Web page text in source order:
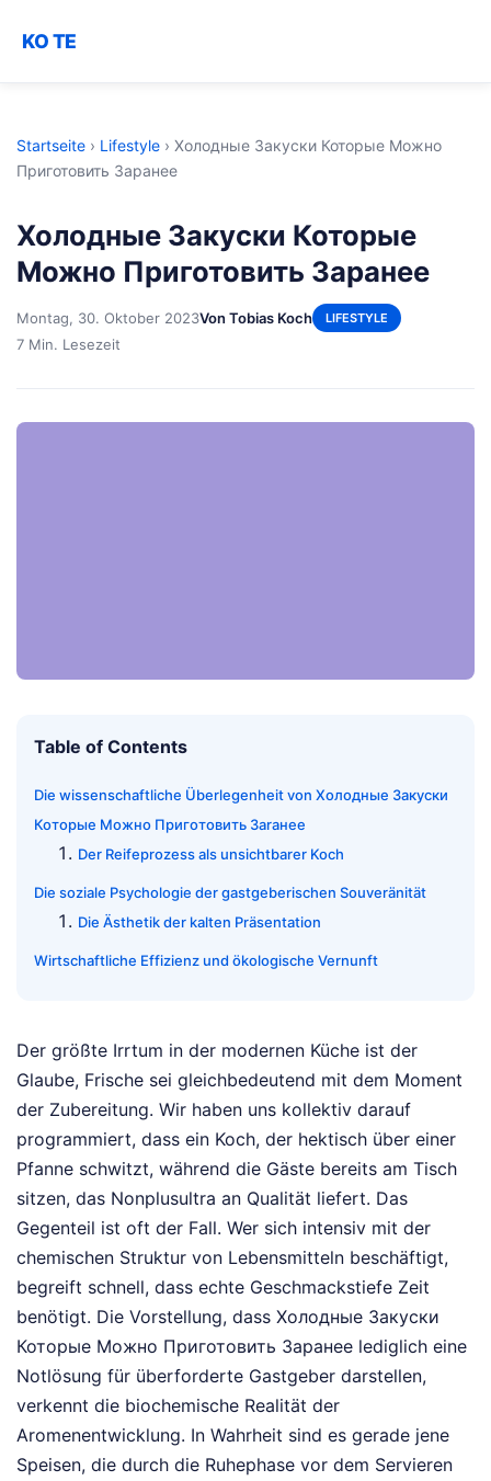
KO TE
Startseite › Lifestyle › Холодные Закуски Которые Можно
Приготовить Заранее
Холодные Закуски Которые
Можно Приготовить Заранее
Montag, 30. Oktober 2023Von Tobias Koch LIFESTYLE
7 Min. Lesezeit
Table of Contents
Die wissenschaftliche Überlegenheit von Холодные Закуски
Которые Можно Приготовить Заraнее
Der Reifeprozess als unsichtbarer Koch
Die soziale Psychologie der gastgeberischen Souveränität
Die Ästhetik der kalten Präsentation
Wirtschaftliche Effizienz und ökologische Vernunft
Der größte Irrtum in der modernen Küche ist der
Glaube, Frische sei gleichbedeutend mit dem Moment
der Zubereitung. Wir haben uns kollektiv darauf
programmiert, dass ein Koch, der hektisch über einer
Pfanne schwitzt, während die Gäste bereits am Tisch
sitzen, das Nonplusultra an Qualität liefert. Das
Gegenteil ist oft der Fall. Wer sich intensiv mit der
chemischen Struktur von Lebensmitteln beschäftigt,
begreift schnell, dass echte Geschmackstiefe Zeit
benötigt. Die Vorstellung, dass Холодные Закуски
Которые Можно Приготовить Заранее lediglich eine
Notlösung für überforderte Gastgeber darstellen,
verkennt die biochemische Realität der
Aromenentwicklung. In Wahrheit sind es gerade jene
Speisen, die durch die Ruhephase vor dem Servieren